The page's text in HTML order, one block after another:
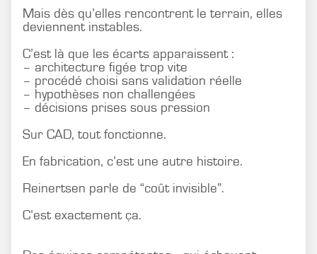
Mais dès qu’elles rencontrent le terrain, elles
deviennent instables.
C’est là que les écarts apparaissent :
– architecture figée trop vite
– procédé choisi sans validation réelle
– hypothèses non challengées
– décisions prises sous pression
Sur CAD, tout fonctionne.
En fabrication, c’est une autre histoire.
Reinertsen parle de “coût invisible”.
C’est exactement ça.